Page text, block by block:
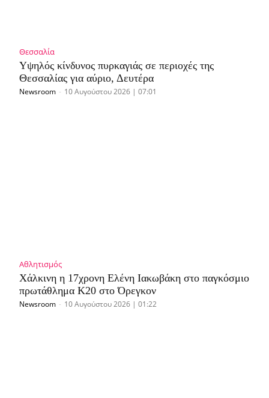
Θεσσαλία
Υψηλός κίνδυνος πυρκαγιάς σε περιοχές της
Θεσσαλίας για αύριο, Δευτέρα
Newsroom - 10 Αυγούστου 2026 | 07:01
Αθλητισμός
Χάλκινη η 17χρονη Ελένη Ιακωβάκη στο παγκόσμιο
πρωτάθλημα Κ20 στο Όρεγκον
Newsroom - 10 Αυγούστου 2026 | 01:22